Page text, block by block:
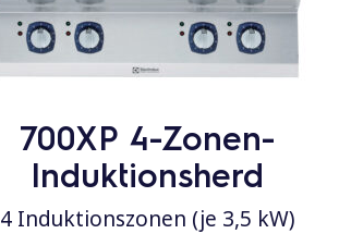
700XP 4-Zonen-
Induktionsherd
4 Induktionszonen (je 3,5 kW)